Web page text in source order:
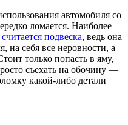
автомобиля со
ломается. Наиболее
считается подвеска, ведь она
на себя все неровности, а
только попасть в яму,
съехать на обочину —
какой-либо детали